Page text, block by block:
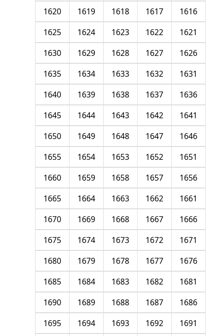
1616
1617
1618
1619
1620
1621
1622
1623
1624
1625
1626
1627
1628
1629
1630
1631
1632
1633
1634
1635
1636
1637
1638
1639
1640
1641
1642
1643
1644
1645
1646
1647
1648
1649
1650
1651
1652
1653
1654
1655
1656
1657
1658
1659
1660
1661
1662
1663
1664
1665
1666
1667
1668
1669
1670
1671
1672
1673
1674
1675
1676
1677
1678
1679
1680
1681
1682
1683
1684
1685
1686
1687
1688
1689
1690
1691
1692
1693
1694
1695